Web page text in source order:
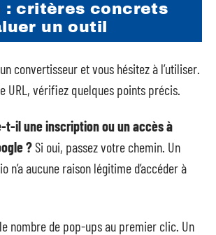
: critères concrets
un outil
convertisseur et vous hésitez à l’utiliser.
URL, vérifiez quelques points précis.
t-il une inscription ou un accès à
?Si oui, passez votre chemin. Un
n’a aucune raison légitime d’accéder à
nombre de pop-ups au premier clic. Un